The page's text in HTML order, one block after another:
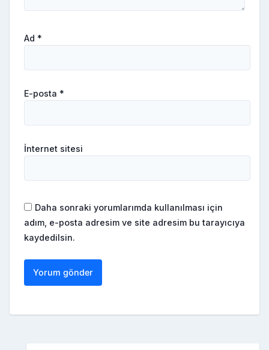
Ad *
E-posta *
İnternet sitesi
Daha sonraki yorumlarımda kullanılması için
adım, e-posta adresim ve site adresim bu tarayıcıya
kaydedilsin.